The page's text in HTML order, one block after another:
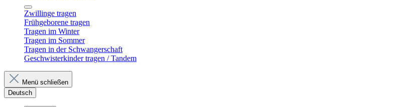
Zwillinge tragen
Frühgeborene tragen
Tragen im Winter
Tragen im Sommer
Tragen in der Schwangerschaft
Geschwisterkinder tragen / Tandem
Menü schließen
Deutsch